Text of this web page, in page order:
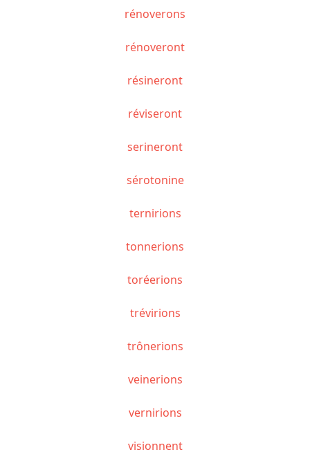
rénoverons
rénoveront
résineront
réviseront
serineront
sérotonine
ternirions
tonnerions
toréerions
trévirions
trônerions
veinerions
vernirions
visionnent